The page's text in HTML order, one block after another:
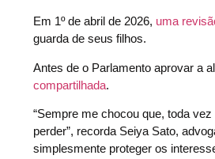
Em 1º de abril de 2026, uma
guarda de seus filhos.
Antes de o Parlamento aprovar a
compartilhada.
“Sempre me chocou que, toda
perder”, recorda Seiya Sato,
simplesmente proteger os